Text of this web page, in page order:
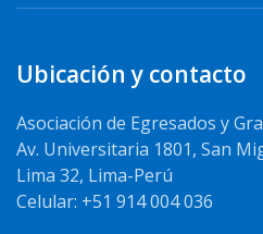
Ubicación y contacto
Asociación de Egresados y
Av. Universitaria 1801, San
Lima 32, Lima-Perú
Celular: +51 914 004 036